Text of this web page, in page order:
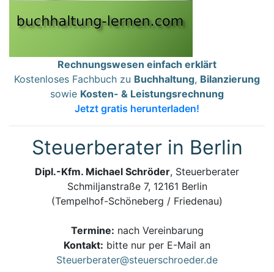
Rechnungswesen einfach erklärt
Kostenloses Fachbuch zu Buchhaltung, Bilanzierung
sowie Kosten- & Leistungsrechnung
Jetzt gratis herunterladen!
Steuerberater in Berlin
Dipl.-Kfm. Michael Schröder, Steuerberater
Schmiljanstraße 7, 12161 Berlin
(Tempelhof-Schöneberg / Friedenau)
Termine: nach Vereinbarung
Kontakt: bitte nur per E-Mail an
Steuerberater@steuerschroeder.de